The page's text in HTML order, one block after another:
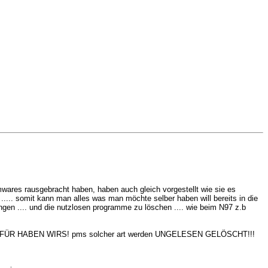
rausgebracht haben, haben auch gleich vorgestellt wie sie es
somit kann man alles was man möchte selber haben will bereits in die
.... und die nutzlosen programme zu löschen .... wie beim N97 z.b
HABEN WIRS! pms solcher art werden UNGELESEN GELÖSCHT!!!